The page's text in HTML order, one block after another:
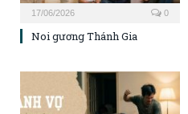
17/06/2026 0
Noi gương Thánh Gia